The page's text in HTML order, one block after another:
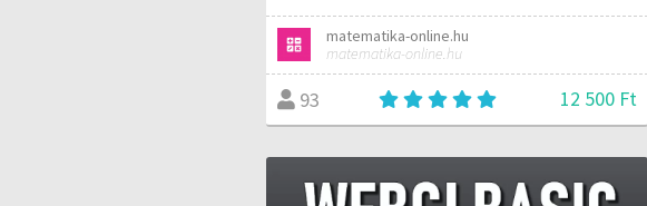
matematika-online.hu
matematika-online.hu
93 12 500 Ft